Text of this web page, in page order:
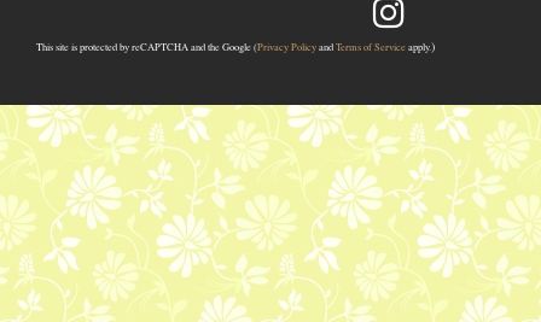
This site is protected by reCAPTCHA and the Google (Privacy PolicyandTerms of Service apply.)